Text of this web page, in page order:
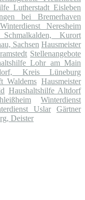
Lutherstadt Eisleben
bei Bremerhaven
Winterdienst Neresheim
Schmalkalden, Kurort
Sachsen Hausmeister
Stellenangebote
Lohr am Main
Kreis Lüneburg
Waldems Hausmeister
Haushaltshilfe Altdorf
Winterdienst
Uslar
Gärtner
Deister